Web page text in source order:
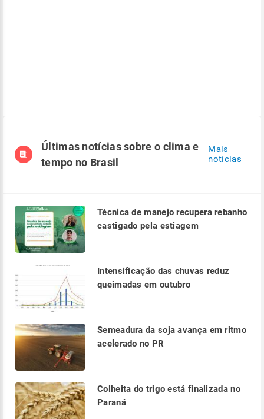
Últimas notícias sobre o clima e
tempo no Brasil
Mais
notícias
Técnica de manejo recupera rebanho
castigado pela estiagem
Intensificação das chuvas reduz
queimadas em outubro
Semeadura da soja avança em ritmo
acelerado no PR
Colheita do trigo está finalizada no
Paraná